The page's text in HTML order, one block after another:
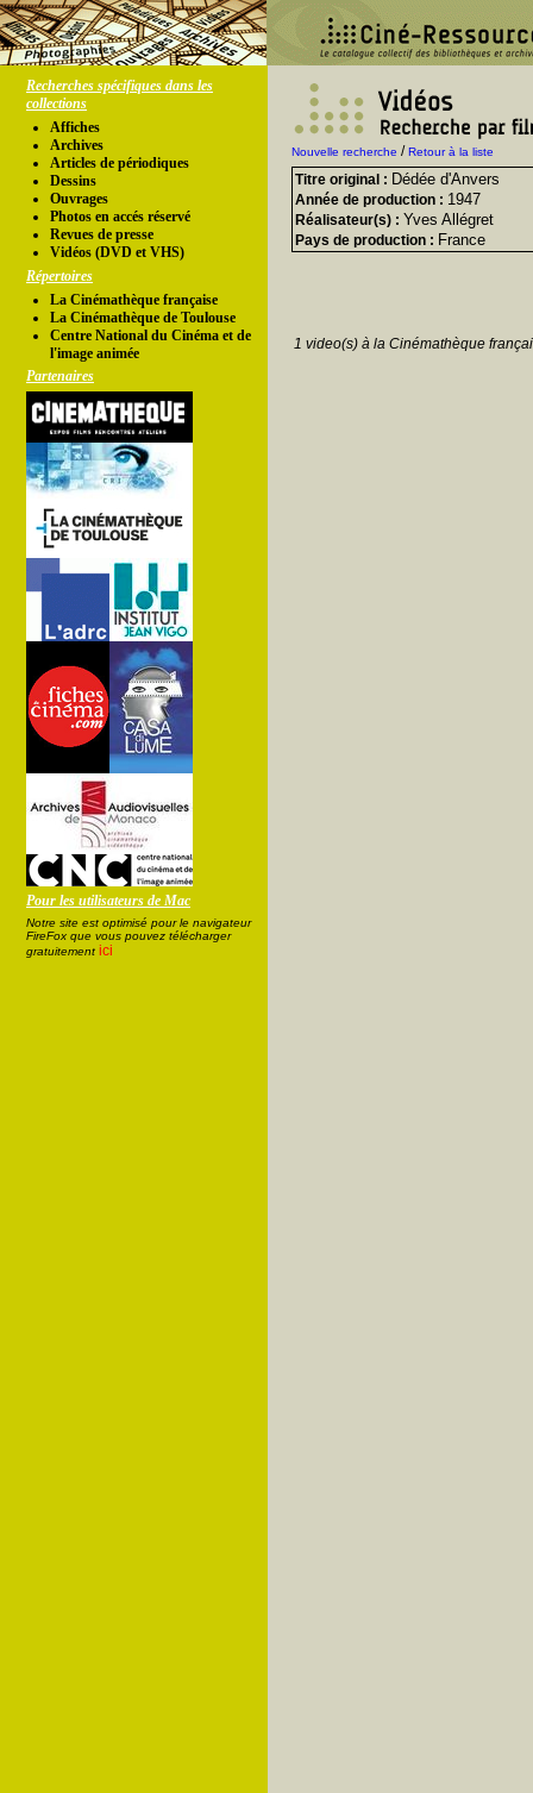
Recherches spécifiques dans les
collections
Affiches
Archives
Articles de périodiques
Dessins
Ouvrages
Photos en accés réservé
Revues de presse
Vidéos (DVD et VHS)
Répertoires
La Cinémathèque française
La Cinémathèque de Toulouse
Centre National du Cinéma et de
l'image animée
Partenaires
Pour les utilisateurs de Mac
Notre site est optimisé pour le navigateur
FireFox que vous pouvez télécharger
gratuitement ici
Nouvelle recherche /Retour à la liste
Titre original : Dédée d'Anvers
Année de production : 1947
Réalisateur(s) : Yves Allégret
Pays de production : France
1 video(s) à la Cinémathèque